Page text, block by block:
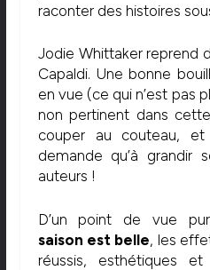
raconter des histoires
Jodie Whittaker reprend
Capaldi. Une bonne
en vue (ce qui n’est pas
non pertinent dans
couper au couteau,
demande qu’à grandir
auteurs !
D’un point de vue
saison est belle, les
réussis, esthétiques